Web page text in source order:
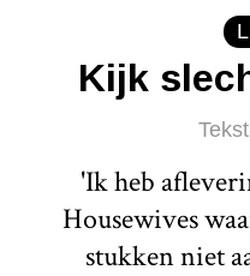
Kijk
Tekst
'Ik heb
Housewives
stukken niet